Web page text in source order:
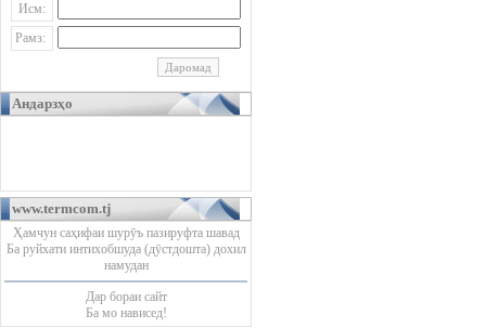
Исм:
Рамз:
Андарзҳо
www.termcom.tj
Ҳамчун саҳифаи шурӯъ пазируфта шавад
Ба руйхати интихобшуда (дӯстдошта) дохил
намудан
Дар бораи сайт
Ба мо нависед!